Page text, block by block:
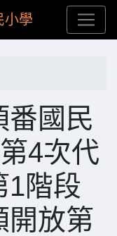
小學
番國民
4次代
1階段
開放第